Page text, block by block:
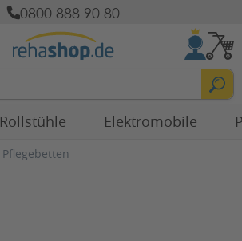
0800 888 90 80
Rollstühle Elektromobile
Pflegebetten